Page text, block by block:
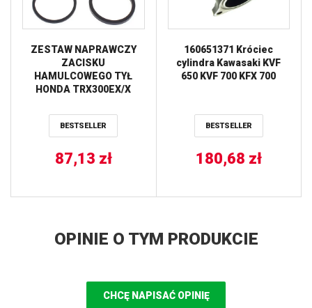
ZESTAW NAPRAWCZY
ZACISKU
HAMULCOWEGO TYŁ
HONDA TRX300EX/X
’99-’14,KAWASAKI
KEF/KFX,SUZUKI LTZ400
ALL BALLS
BESTSELLER
87,13 zł
160651371 Króciec
cylindra Kawasaki KVF
650 KVF 700 KFX 700
BESTSELLER
180,68 zł
OPINIE O TYM PRODUKCIE
CHCĘ NAPISAĆ OPINIĘ